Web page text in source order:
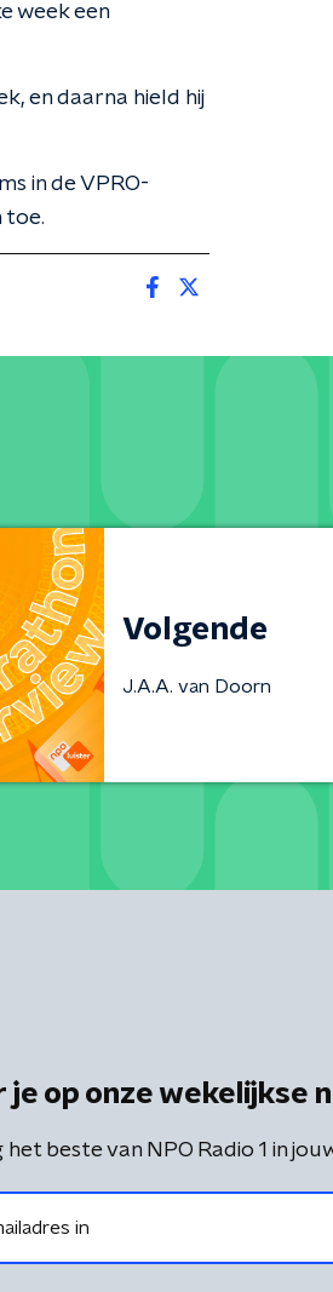
week een
en daarna hield hij
in de VPRO-
toe.
Volgende
J.A.A. van Doorn
je op onze wekelijkse
beste van NPO Radio 1 in